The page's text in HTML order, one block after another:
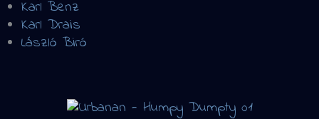
Karl Benz
Karl Drais
László Biró